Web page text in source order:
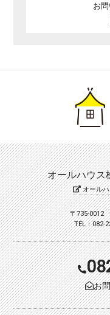
お
オールハウス
オールハ
〒735-0012
TEL：082-
お